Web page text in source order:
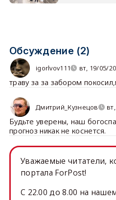
Обсуждение (2)
igorlvov111 вт, 19/05/
траву за за забором
Дмитрий_Кузнецов
Будьте уверены, наш
прогноз никак не коснется.
Уважаемые читатели,
портала ForPost!
C 22.00 до 8.00 на